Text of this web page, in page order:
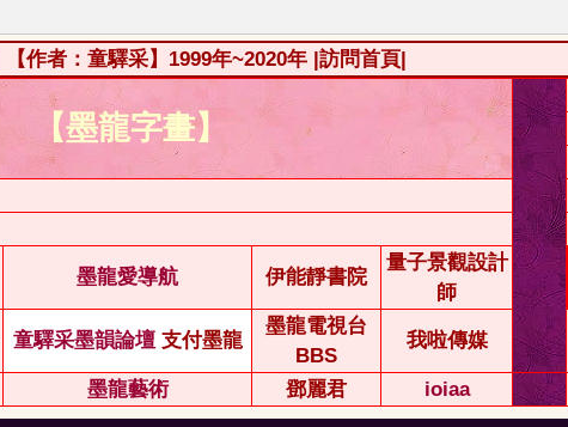
【作者：童驛采】1999年~2020年 |訪問首頁|
【墨龍字畫】
墨龍愛導航 伊能靜書院
量子景觀設計
師
童驛采墨韻論壇 支付墨龍
墨龍電視台
BBS
我啦傳媒
墨龍藝術 鄧麗君 ioiaa